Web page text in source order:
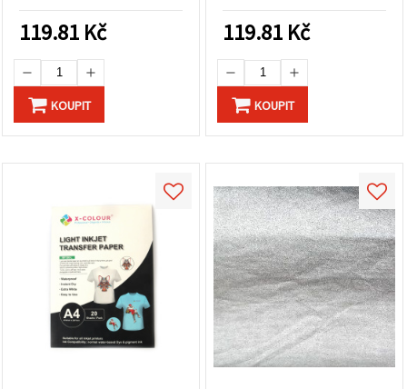
umělecké projekty
119.81 Kč
KOUPIT
umělecké dekorace
119.81 Kč
KOUPIT